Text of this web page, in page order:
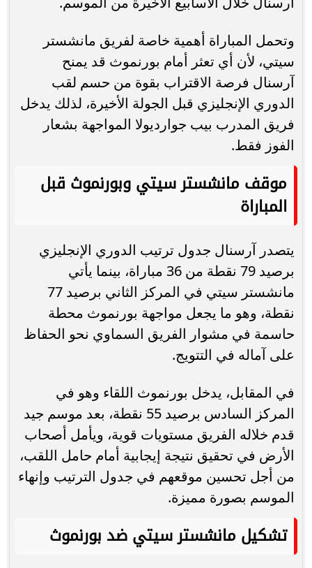
وتحمل المباراة أهمية خاصة لفريق مانشستر
سيتي، لأن أي تعثر أمام بورنموث قد يمنح
آرسنال فرصة الاقتراب بقوة من حسم لقب
الدوري الإنجليزي قبل الجولة الأخيرة، لذلك يدخل
فريق المدرب بيب جوارديولا المواجهة بشعار
الفوز فقط.
موقف مانشستر سيتي وبورنموث قبل
المباراة
يتصدر آرسنال جدول ترتيب الدوري الإنجليزي
برصيد 79 نقطة من 36 مباراة، بينما يأتي
مانشستر سيتي في المركز الثاني برصيد 77
نقطة، وهو ما يجعل مواجهة بورنموث محطة
حاسمة في مشوار الفريق السماوي نحو الحفاظ
على آماله في التتويج.
في المقابل، يدخل بورنموث اللقاء وهو في
المركز السادس برصيد 55 نقطة، بعد موسم جيد
قدم خلاله الفريق مستويات قوية، ويأمل أصحاب
الأرض في تحقيق نتيجة إيجابية أمام حامل اللقب،
من أجل تحسين موقعهم في جدول الترتيب وإنهاء
الموسم بصورة مميزة.
تشكيل مانشستر سيتي ضد بورنموث